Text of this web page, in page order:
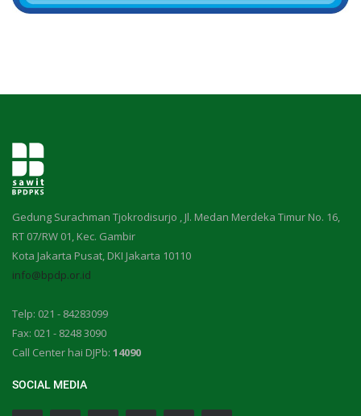
Gedung Surachman Tjokrodisurjo , Jl. Medan Merdeka Timur No. 16,
RT 07/RW 01, Kec. Gambir
Kota Jakarta Pusat, DKI Jakarta 10110
info@bpdp.or.id
Telp: 021 - 84283099
Fax: 021 - 8248 3090
Call Center hai DJPb: 14090
SOCIAL MEDIA